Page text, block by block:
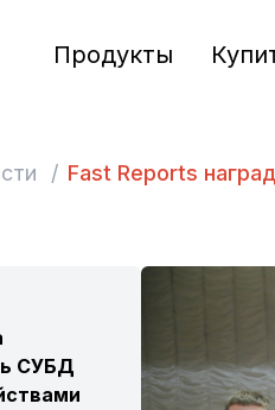
Продукты
/ Fast Reports
СУБД